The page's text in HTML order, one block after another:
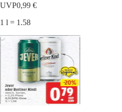
UVP0,99 €
1 l = 1.58